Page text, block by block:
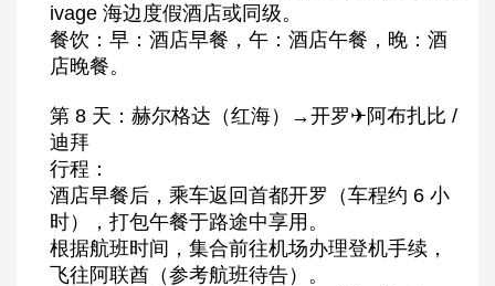
ivage 海边度假酒店或同级。
餐饮：早：酒店早餐，午：酒店午餐，晚：酒
店晚餐。
第 8 天：赫尔格达（红海）→开罗✈阿布扎比 /
迪拜
行程：
酒店早餐后，乘车返回首都开罗（车程约 6 小
时），打包午餐于路途中享用。
根据航班时间，集合前往机场办理登机手续，
飞往阿联酋（参考航班待告）。